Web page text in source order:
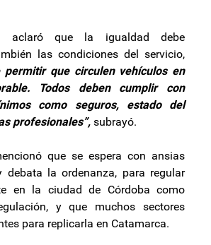
aclaró que la igualdad debe
las condiciones del servicio,
permitir que circulen vehículos en
Todos deben cumplir con
como seguros, estado del
profesionales”, subrayó.
que se espera con ansias
debata la ordenanza, para regular
en la ciudad de Córdoba como
y que muchos sectores
para replicarla en Catamarca.